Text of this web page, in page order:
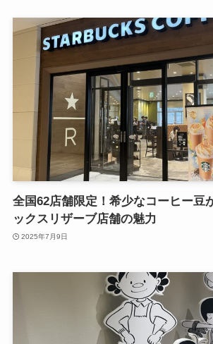
全国62店舗限定！希少なコーヒー豆
ックスリザーブ店舗の魅力
2025年7月9日